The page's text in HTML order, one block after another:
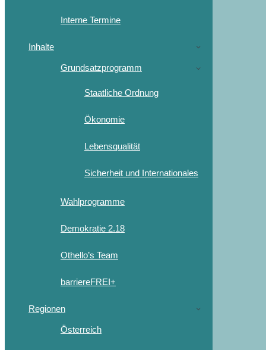
Interne Termine
Inhalte
Grundsatzprogramm
Staatliche Ordnung
Ökonomie
Lebensqualität
Sicherheit und Internationales
Wahlprogramme
Demokratie 2.18
Othello’s Team
barriereFREI+
Regionen
Österreich